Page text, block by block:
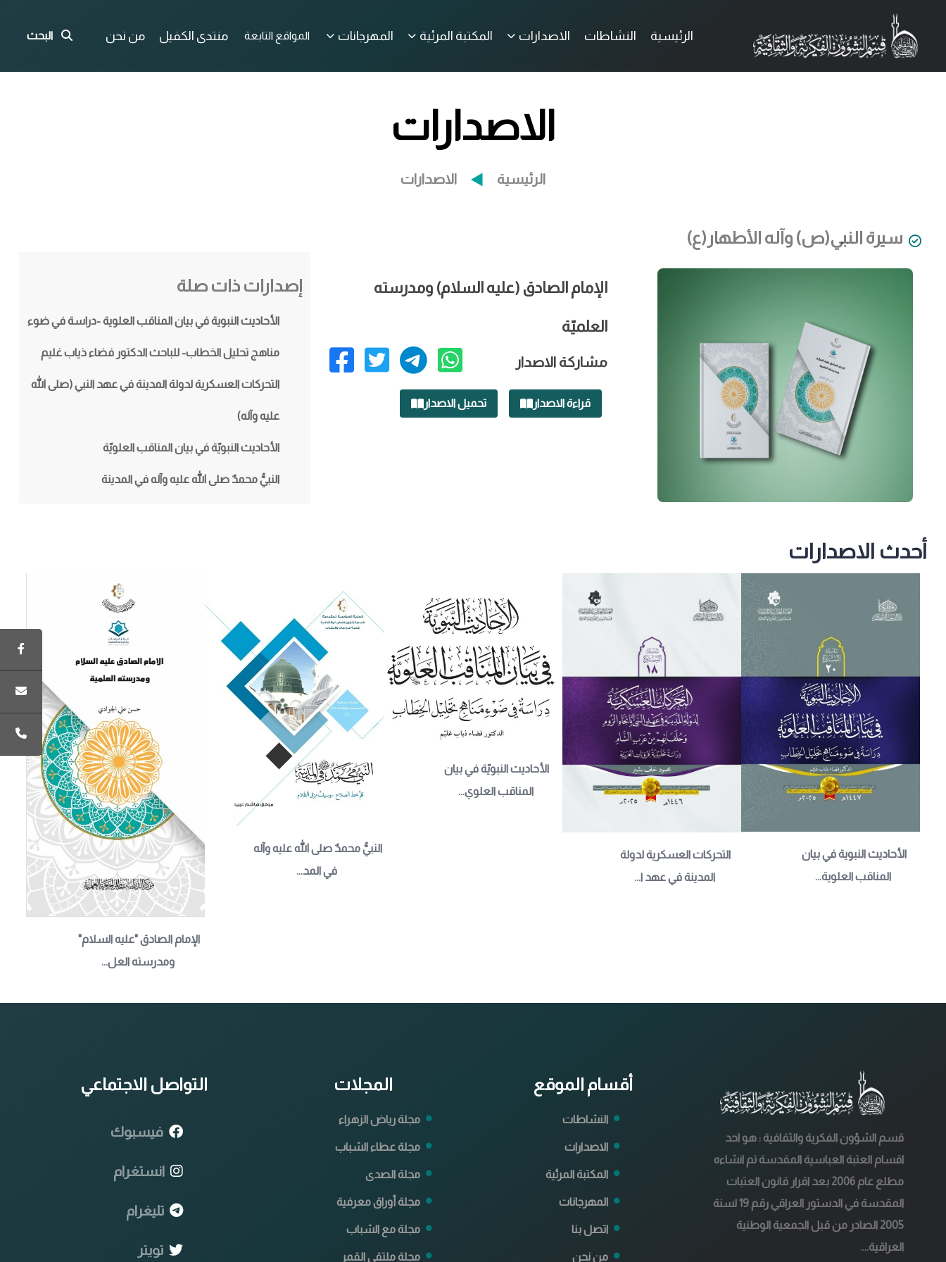
الرئيسية النشاطات الاصدارات المكتبة المرئية المهرجانات المواقع التابعة منتدى الكفيل من نحن البحث
الاصدارات
الرئيسية الاصدارات
سيرة النبي(ص) وآله الأطهار(ع)
الإمام الصادق (عليه السلام) ومدرسته
العلميّة
مشاركة الاصدار
قراءة الاصدار تحميل الاصدار
إصدارات ذات صلة
الأحاديث النبوية في بيان المناقب العلوية -دراسة في ضوء
مناهج تحليل الخطاب- للباحث الدكتور فضاء ذياب غليم
التحركات العسكرية لدولة المدينة في عهد النبي (صلى الله
عليه وآله)
الأحاديث النبويّة في بيان المناقب العلويّة
النبيُّ محمدٌ صلى الله عليه وآله في المدينة
أحدث الاصدارات
الأحاديث النبوية في بيان
المناقب العلوية...
التحركات العسكرية لدولة
المدينة في عهد ا...
الأحاديث النبويّة في بيان
المناقب العلوي...
النبيُّ محمدٌ صلى الله عليه وآله
في المد...
الإمام الصادق "عليه السلام"
ومدرسته العل...
قسم الشؤون الفكرية والثقافية : هو احد
اقسام العتبة العباسية المقدسة تم انشاءه
مطلع عام 2006 بعد اقرار قانون العتبات
المقدسة في الدستور العراقي رقم 19 لسنة
2005 الصادر من قبل الجمعية الوطنية
العراقية....
أقسام الموقع
النشاطات
الاصدارات
المكتبة المرئية
المهرجانات
اتصل بنا
من نحن
المجلات
مجلة رياض الزهراء
مجلة عطاء الشباب
مجلة الصدى
مجلة أوراق معرفية
مجلة مع الشباب
مجلة ملتقى القمر
التواصل الاجتماعي
فيسبوك
انستغرام
تليغرام
تويتر